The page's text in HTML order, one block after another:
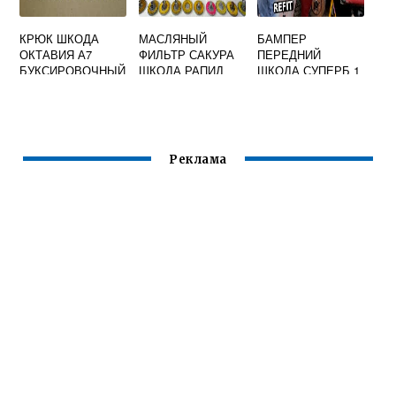
КРЮК ШКОДА
ОКТАВИЯ А7
БУКСИРОВОЧНЫЙ
МАСЛЯНЫЙ
ФИЛЬТР САКУРА
ШКОДА РАПИД
БАМПЕР
ПЕРЕДНИЙ
ШКОДА СУПЕРБ 1
Реклама